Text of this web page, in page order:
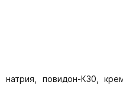
натрия, повидон-К30,